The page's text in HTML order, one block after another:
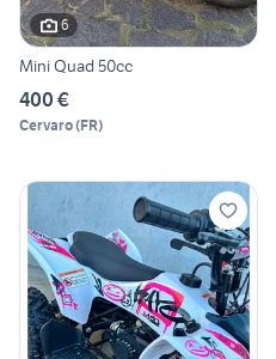
6
Mini Quad 50cc
400 €
Cervaro(FR)